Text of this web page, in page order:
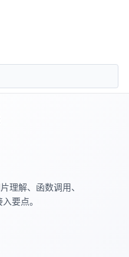
理解、函数调用、
要点。